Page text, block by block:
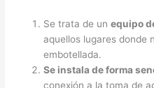
Se trata de unequipo
aquellos lugares donde
embotellada.
Se instala de forma
conexión a la toma de